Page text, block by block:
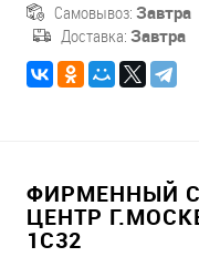
Самовывоз: Завтра
Доставка: Завтра
ФИРМЕННЫЙ
ЦЕНТР
1С32